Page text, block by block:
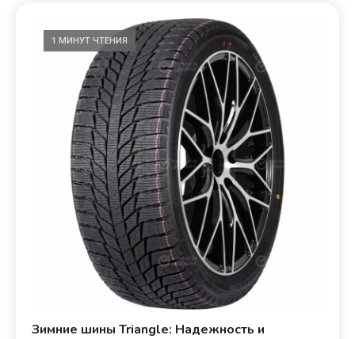
1 МИНУТ ЧТЕНИЯ
Зимние шины Triangle: Надежность и